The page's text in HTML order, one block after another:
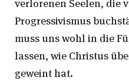
verlorenen Seelen, die
Progressivismus
muss uns wohl in die
lassen, wie Christus
geweint hat.